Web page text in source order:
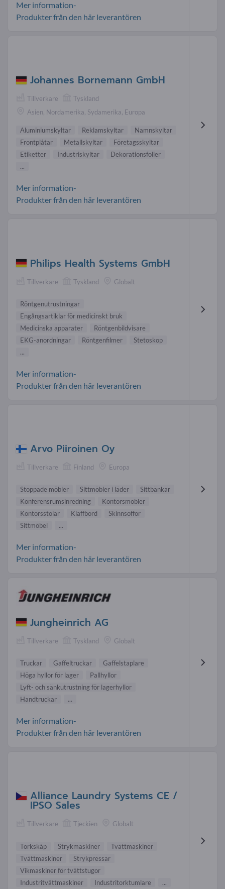
Mer information-
Produkter från den här leverantören
Johannes Bornemann GmbH
Tillverkare
Tyskland
Asien, Nordamerika, Sydamerika, Europa
Aluminiumskyltar Reklamskyltar
Namnskyltar
Frontplåtar
Metallskyltar
Företagsskyltar
Etiketter
Industriskyltar
Dekorationsfolier
...
Mer information-
Produkter från den här leverantören
Philips Health Systems GmbH
Tillverkare Tyskland Globalt
Röntgenutrustningar
Engångsartiklar för medicinskt bruk
Medicinska apparater
Röntgenbildvisare
EKG-anordningar
Röntgenfilmer
Stetoskop
...
Mer information-
Produkter från den här leverantören
Arvo Piiroinen Oy
Tillverkare Finland Europa
Stoppade möbler Sittmöbler i läder
Sittbänkar
Konferensrumsinredning
Kontorsmöbler
Kontorsstolar
Klaffbord
Skinnsoffor
Sittmöbel
...
Mer information-
Produkter från den här leverantören
Jungheinrich AG
Tillverkare Tyskland Globalt
Truckar Gaffeltruckar
Gaffelstaplare
Höga hyllor för lager
Pallhyllor
Lyft- och sänkutrustning för lagerhyllor
Handtruckar
...
Mer information-
Produkter från den här leverantören
Alliance Laundry Systems CE /
IPSO Sales
Tillverkare Tjeckien Globalt
Torkskåp Strykmaskiner
Tvättmaskiner
Tvättmaskiner
Strykpressar
Vikmaskiner för tvättstugor
Industritvättmaskiner
Industritorktumlare ...